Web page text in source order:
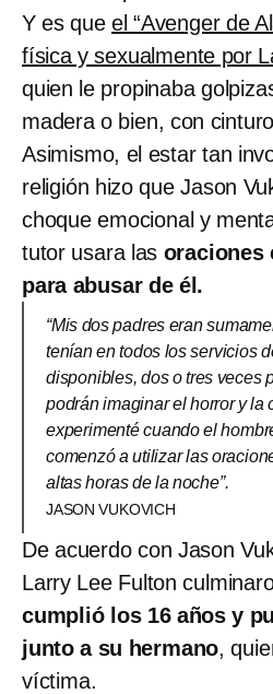
Y es queel “Avenger de
física y sexualmente por
quien le propinaba
madera o bien, con
Asimismo, el estar tan
religión hizo que Jason
choque emocional y
tutor usara las oraciones
para abusar de él.
“Mis dos padres eran
tenían en todos los servicios
disponibles, dos o tres veces
podrán imaginar el horror y la
experimenté cuando el
comenzó a utilizar las
altas horas de la noche”.
JASON VUKOVICH
De acuerdo con Jason
Larry Lee Fulton
cumplió los 16 años y
junto a su hermano,
víctima.